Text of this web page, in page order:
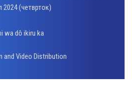
2024 (четврток)
wa dô ikiru ka
and Video Distribution